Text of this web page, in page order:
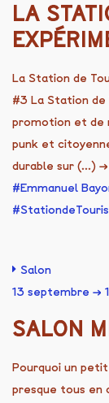
LA
La Station de
#3 La Station
promotion et de
punk et
durable sur (...) →
Emmanuel
Salon
13 septembre →
SALON
Pourquoi un
presque tous en